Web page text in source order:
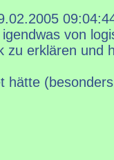
von
zu erklären und
hätte